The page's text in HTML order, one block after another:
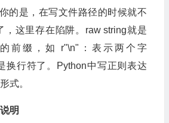
的是，在写文件路径的时候就不
，这里存在陷阱。raw string就是
前缀，如 r"\n"：表示两个字
换行符了。Python中写正则表达
式。
明